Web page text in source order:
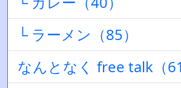
└ ラーメン（85）
なんとなく free talk（